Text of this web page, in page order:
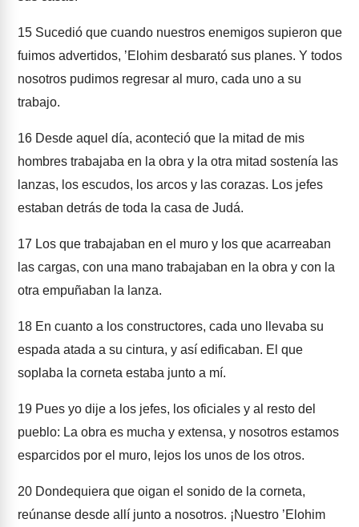
15 Sucedió que cuando nuestros enemigos supieron que
fuimos advertidos, ʼElohim desbarató sus planes. Y todos
nosotros pudimos regresar al muro, cada uno a su
trabajo.
16 Desde aquel día, aconteció que la mitad de mis
hombres trabajaba en la obra y la otra mitad sostenía las
lanzas, los escudos, los arcos y las corazas. Los jefes
estaban detrás de toda la casa de Judá.
17 Los que trabajaban en el muro y los que acarreaban
las cargas, con una mano trabajaban en la obra y con la
otra empuñaban la lanza.
18 En cuanto a los constructores, cada uno llevaba su
espada atada a su cintura, y así edificaban. El que
soplaba la corneta estaba junto a mí.
19 Pues yo dije a los jefes, los oficiales y al resto del
pueblo: La obra es mucha y extensa, y nosotros estamos
esparcidos por el muro, lejos los unos de los otros.
20 Dondequiera que oigan el sonido de la corneta,
reúnanse desde allí junto a nosotros. ¡Nuestro ʼElohim